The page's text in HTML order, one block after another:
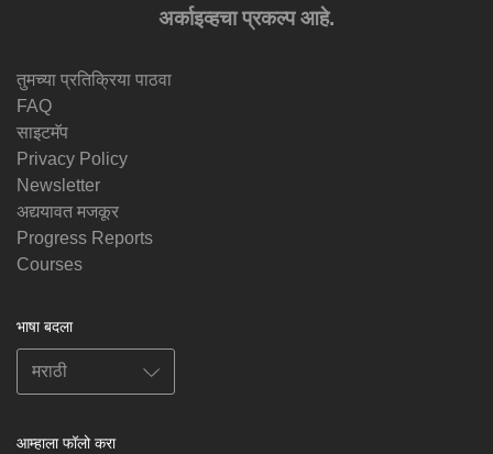
अर्काइव्हचा प्रकल्प आहे.
तुमच्या प्रतिक्रिया पाठवा
FAQ
साइटमॅप
Privacy Policy
Newsletter
अद्ययावत मजकूर
Progress Reports
Courses
भाषा बदला
आम्हाला फॉलो करा